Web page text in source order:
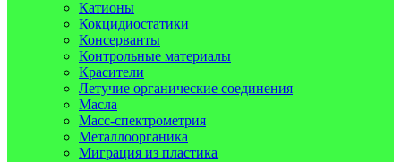
Катионы
Кокцидиостатики
Консерванты
Контрольные материалы
Красители
Летучие органические соединения
Масла
Масс-спектрометрия
Металлоорганика
Миграция из пластика